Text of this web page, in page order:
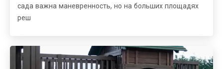
сада важна маневренность, но на больших площадях
реш